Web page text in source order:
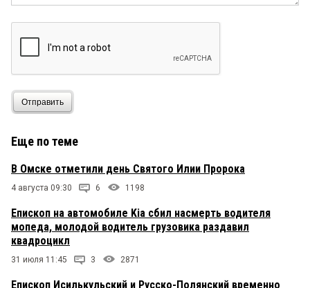
Отправить
Еще по теме
В Омске отметили день Святого Илии Пророка
4 августа 09:30 6 1198
Епископ на автомобиле Kia сбил насмерть водителя
мопеда, молодой водитель грузовика раздавил
квадроцикл
31 июля 11:45 3 2871
Епископ Исилькульский и Русско-Полянский временно